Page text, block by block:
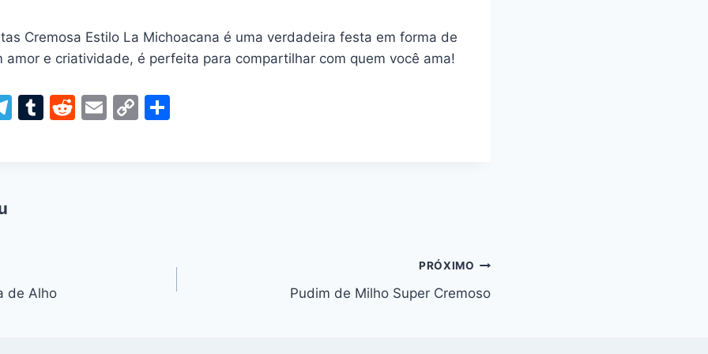
Cremosa Estilo La Michoacana é uma verdadeira festa em forma de
amor e criatividade, é perfeita para compartilhar com quem você ama!
T
T
R
E
C
de Alho
PRÓXIMO
Pudim de Milho Super Cremoso